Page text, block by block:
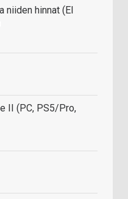
niiden hinnat (EI
II (PC, PS5/Pro,